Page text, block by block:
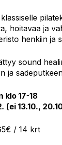
hoitavaa ja
henkiin ja
sound
ja
klo 17-18
(ei 13.10.,
/ 14 krt